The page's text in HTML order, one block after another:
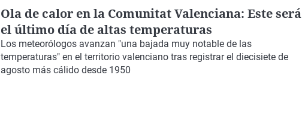
Ola de calor en la Comunitat Valenciana: Este será
el último día de altas temperaturas
Los meteorólogos avanzan "una bajada muy notable de las
temperaturas" en el territorio valenciano tras registrar el diecisiete de
agosto más cálido desde 1950